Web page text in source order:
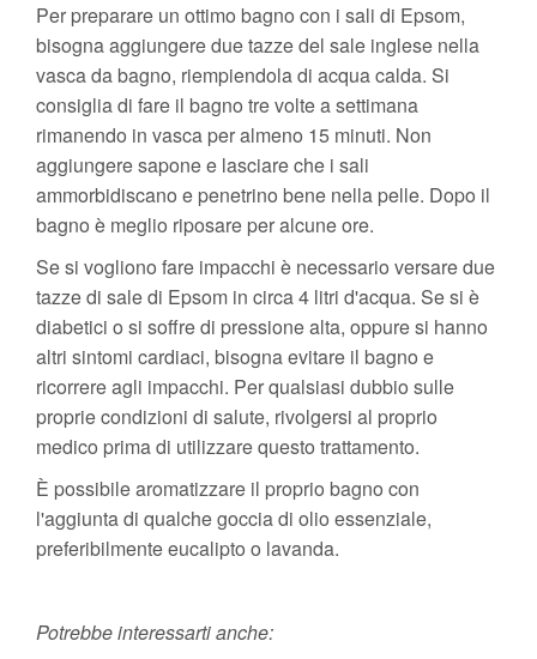
Per preparare un ottimo bagno con i sali di Epsom,
bisogna aggiungere due tazze del sale inglese nella
vasca da bagno, riempiendola di acqua calda. Si
consiglia di fare il bagno tre volte a settimana
rimanendo in vasca per almeno 15 minuti. Non
aggiungere sapone e lasciare che i sali
ammorbidiscano e penetrino bene nella pelle. Dopo il
bagno è meglio riposare per alcune ore.
Se si vogliono fare impacchi è necessario versare due
tazze di sale di Epsom in circa 4 litri d'acqua. Se si è
diabetici o si soffre di pressione alta, oppure si hanno
altri sintomi cardiaci, bisogna evitare il bagno e
ricorrere agli impacchi. Per qualsiasi dubbio sulle
proprie condizioni di salute, rivolgersi al proprio
medico prima di utilizzare questo trattamento.
È possibile aromatizzare il proprio bagno con
l'aggiunta di qualche goccia di olio essenziale,
preferibilmente eucalipto o lavanda.
Potrebbe interessarti anche: